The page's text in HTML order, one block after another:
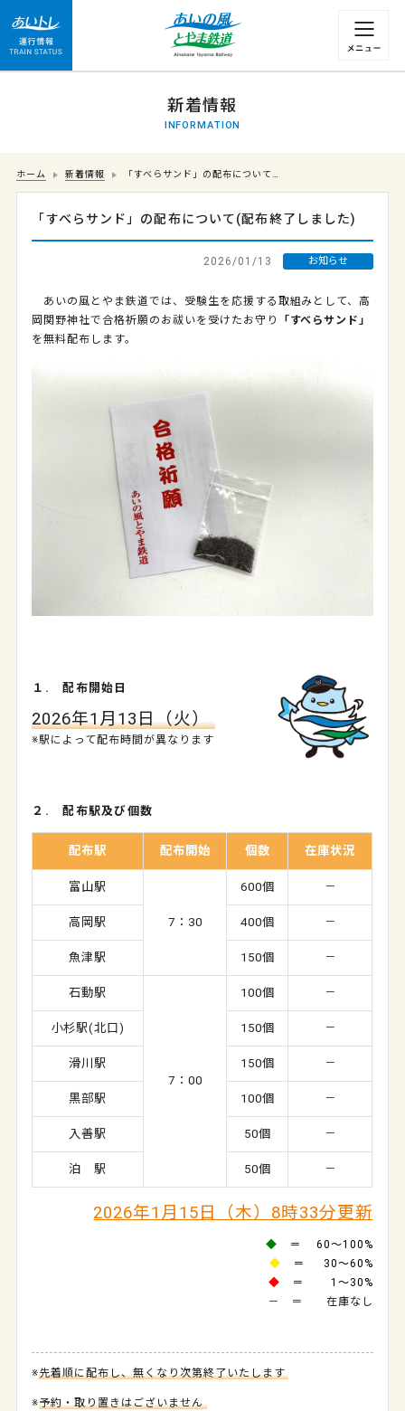
運行情報 列車の遅れ情報等についてはこちら
新着情報
INFORMATION
ホーム 新着情報 「すべらサンド」の配布について…
「すべらサンド」の配布について(配布終了しました)
2026/01/13 お知らせ
あいの風とやま鉄道では、受験生を応援する取組みとして、高
岡関野神社で合格祈願のお祓いを受けたお守り
「すべらサンド」
を無料配布します。
１. 配布開始日
2026年1月13日（火）
※駅によって配布時間が異なります
２. 配布駅及び個数
配布駅 配布開始 個数 在庫状況
富山駅
7：30
600個 －
高岡駅 400個 －
魚津駅 150個 －
石動駅
7：00
100個 －
小杉駅(北口) 150個 －
滑川駅 150個 －
黒部駅 100個 －
入善駅 50個 －
泊 駅 50個 －
2026年1月15日（木）8時33分更新
◆ ＝ 60～100%
◆ ＝ 30～60%
◆ ＝ 1～30%
－ ＝ 在庫なし
※先着順に配布し、無くなり次第終了いたします
※予約・取り置きはございません